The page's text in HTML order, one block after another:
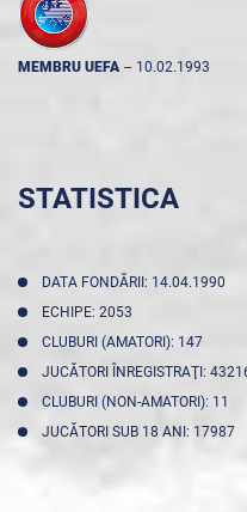
MEMBRU UEFA -- 10.02.1993
STATISTICA
DATA FONDĂRII: 14.04.1990
ECHIPE: 2053
CLUBURI (AMATORI): 147
JUCĂTORI ÎNREGISTRAŢI:
CLUBURI (NON-AMATORI): 11
JUCĂTORI SUB 18 ANI: 17987